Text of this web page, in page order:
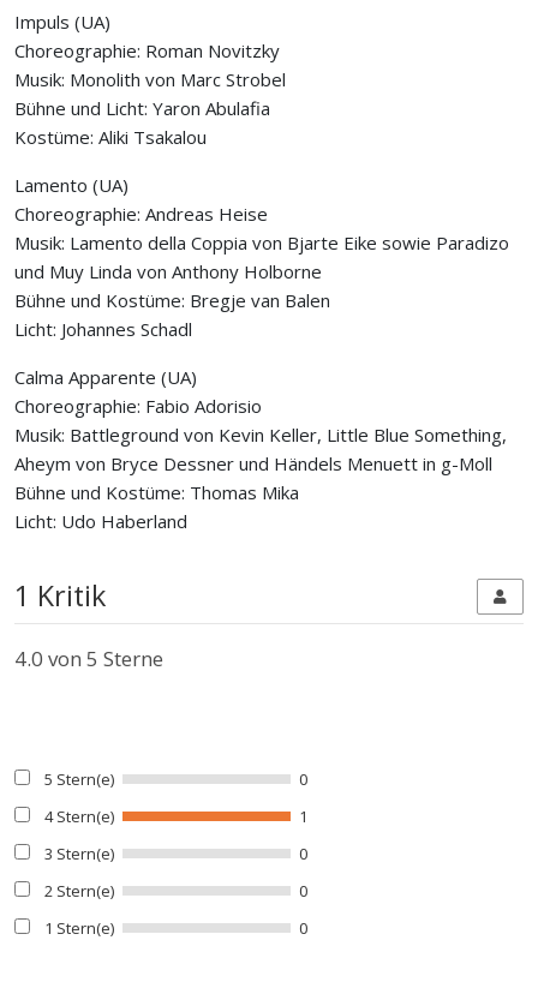
Impuls (UA)
Choreographie: Roman Novitzky
Musik: Monolith von Marc Strobel
Bühne und Licht: Yaron Abulafia
Kostüme: Aliki Tsakalou
Lamento (UA)
Choreographie: Andreas Heise
Musik: Lamento della Coppia von Bjarte Eike sowie Paradizo
und Muy Linda von Anthony Holborne
Bühne und Kostüme: Bregje van Balen
Licht: Johannes Schadl
Calma Apparente (UA)
Choreographie: Fabio Adorisio
Musik: Battleground von Kevin Keller, Little Blue Something,
Aheym von Bryce Dessner und Händels Menuett in g-Moll
Bühne und Kostüme: Thomas Mika
Licht: Udo Haberland
1 Kritik
4.0 von 5 Sterne
5 Stern(e)
0
4 Stern(e)
1
3 Stern(e)
0
2 Stern(e)
0
1 Stern(e)
0